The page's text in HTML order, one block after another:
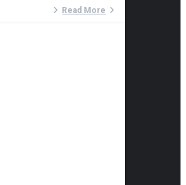
Read More